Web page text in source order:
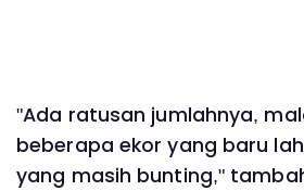
"Ada ratusan jumlahnya,
beberapa ekor yang baru
yang masih bunting,"